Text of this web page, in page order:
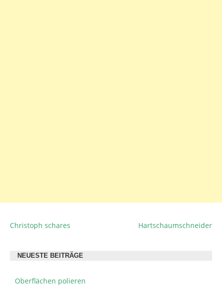
BEITRAGSNAVIGATION
Christoph schares Hartschaumschneider
NEUESTE BEITRÄGE
Oberflächen polieren